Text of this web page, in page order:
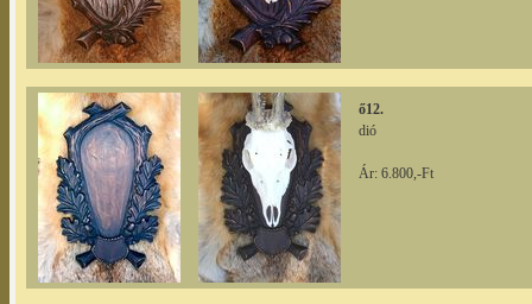
ő12.
dió
Ár: 6.800,-Ft